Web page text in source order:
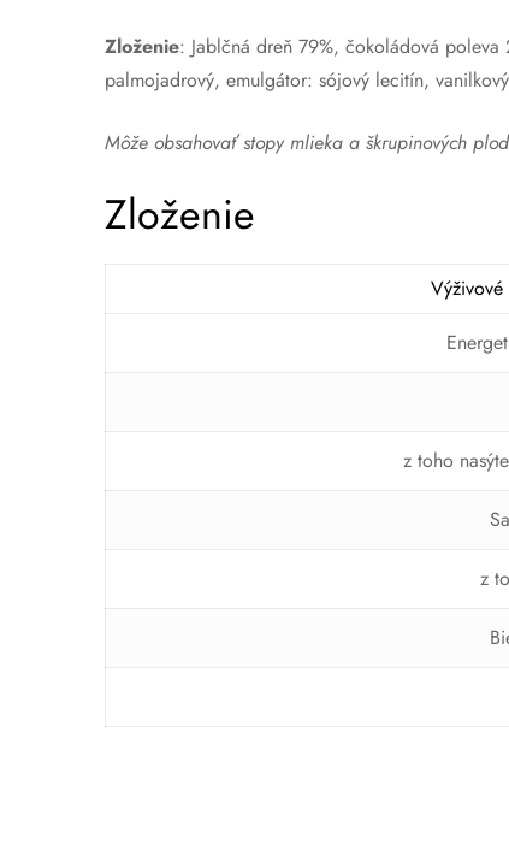
Zloženie: Jablčná dreň 79%, čokoládová
palmojadrový, emulgátor: sójový lecitín,
Môže obsahovať stopy mlieka a škrupinových
Zloženie
z toho
z